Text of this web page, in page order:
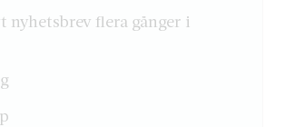
nyhetsbrev flera gånger i